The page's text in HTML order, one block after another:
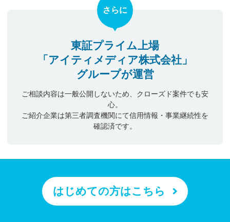
さらに
東証プライム上場
「アイティメディア株式会社」
グループが運営
ご相談内容は一般公開しないため、クローズド案件でも安
心。
ご紹介企業は第三者調査機関にて信用情報・事業継続性を
確認済です。
はじめての方はこちら